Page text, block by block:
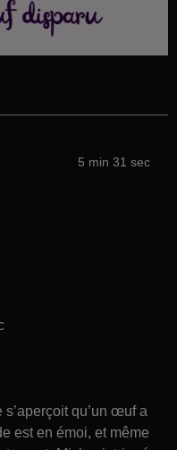
5 min 31 sec
qu’un œuf a
est en émoi, et même